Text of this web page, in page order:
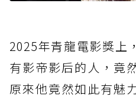
2025年青龍電影獎上
有影帝影后的人，竟
原來他竟然如此有魅